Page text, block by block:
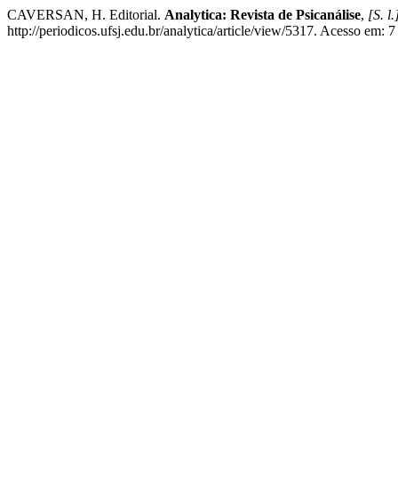
CAVERSAN, H. Editorial. Analytica: Revista de Psicanálise, [S.
http://periodicos.ufsj.edu.br/analytica/article/view/5317. Acesso em: